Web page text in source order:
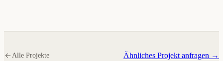
Alle Projekte Ähnliches Projekt anfragen →